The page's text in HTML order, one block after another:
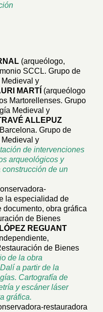
(arqueólogo,
SCCL. Grupo de
Medieval y
MARTÍ (arqueólogo
Martorellenses. Grupo
Medieval y
ALLEPUZ
Grupo de
Medieval y
de intervenciones
arqueológicos y
de un
la especialidad de
obra gráfica
de Bienes
REGUANT
de Bienes
de la obra
a partir de la
Cartografía de
y escáner láser
gráfica.
restauradora